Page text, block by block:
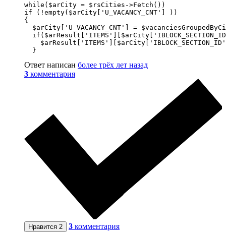
while($arCity = $rsCities->Fetch())
if (!empty($arCity['U_VACANCY_CNT'] ))
{
$arCity['U_VACANCY_CNT'] =
  }
Ответ написан более трёх лет назад
3 комментария
Нравится 2 3 комментария